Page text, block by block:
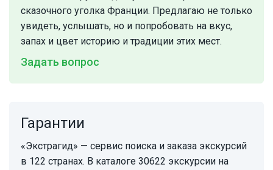
сказочного уголка Франции. Предлагаю не только
увидеть, услышать, но и попробовать на вкус,
запах и цвет историю и традиции этих мест.
Задать вопрос
Гарантии
«Экстрагид» — сервис поиска и заказа экскурсий
в 122 странах. В каталоге 30622 экскурсии на